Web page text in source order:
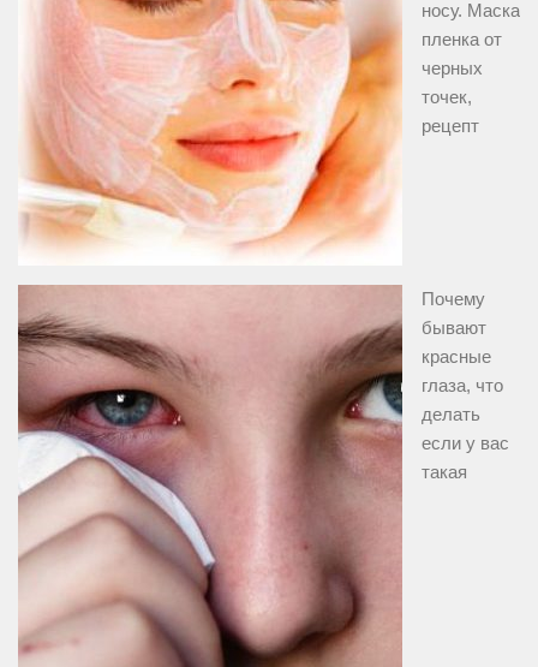
носу. Маска
пленка от
черных
точек,
рецепт
Почему
бывают
красные
глаза, что
делать
если у вас
такая